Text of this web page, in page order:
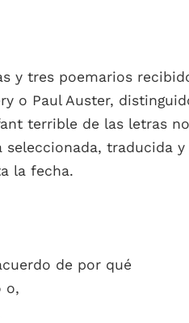
y tres poemarios
o Paul Auster,
terrible de las letras
seleccionada, traducida
la fecha.
de por qué
o,